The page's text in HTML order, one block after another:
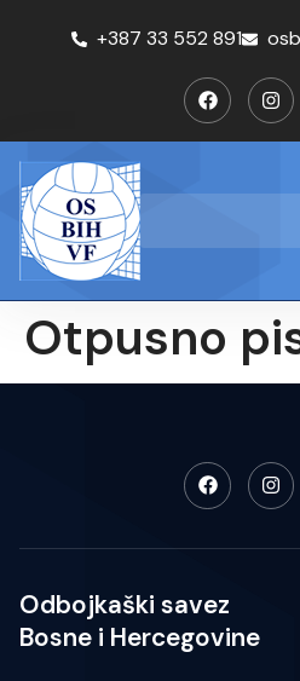
+387 33 552 891
Otpusno
Odbojkaški savez
Bosne i Hercegovine